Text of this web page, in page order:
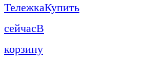
ТележкаКупить
сейчасВ
корзину